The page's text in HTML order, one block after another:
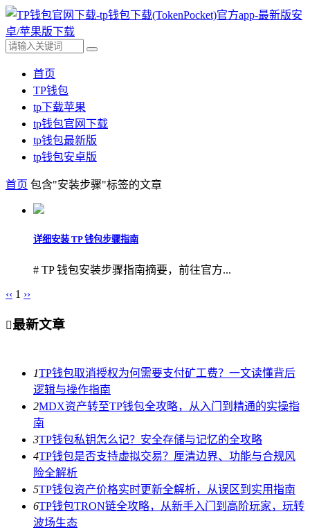
首页
TP钱包
tp下载苹果
tp钱包官网下载
tp钱包最新版
tp钱包安卓版
首页 包含"安装步骤"标签的文章
详细安装 TP 钱包步骤指南
# TP 钱包安装步骤指南摘要，前往官方...
‹‹ 1 ››
最新文章
1TP钱包取消授权为何需要支付矿工费？一文读懂背后
逻辑与操作指南
2MDX资产转至TP钱包全攻略，从入门到精通的实操指
南
3TP钱包私钥怎么记？安全存储与记忆的全攻略
4TP钱包是否支持虚拟交易？厘清边界、功能与合规风
险全解析
5TP钱包资产价格实时更新全解析，从误区到实用指南
6TP钱包TRON链全攻略，从新手入门到高阶玩家，玩转
波场生态